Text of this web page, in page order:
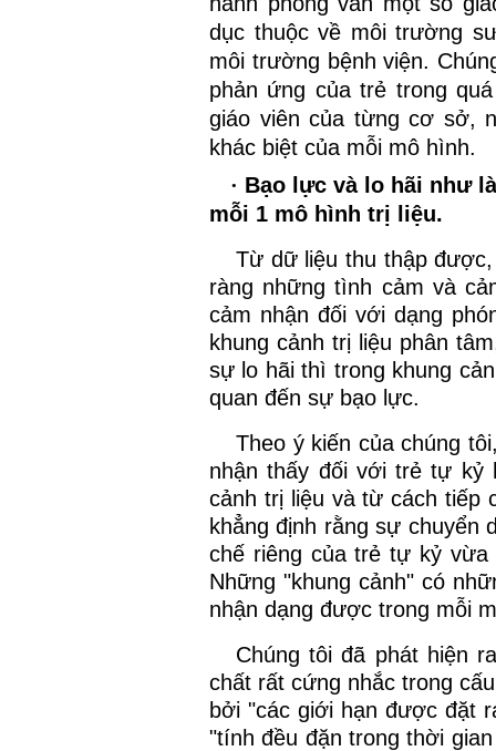
dục thuộc về môi trường
môi trường bệnh viện.
phản ứng của trẻ trong
giáo viên của từng cơ sở,
khác biệt của mỗi mô hình.
· Bạo lực và lo hãi như
mỗi 1 mô hình trị liệu.
Từ dữ liệu thu thập
ràng những tình cảm và
cảm nhận đối với dạng
khung cảnh trị liệu phân
sự lo hãi thì trong khung
quan đến sự bạo lực.
Theo ý kiến của chúng
nhận thấy đối với trẻ tự kỷ
cảnh trị liệu và từ cách tiếp
khẳng định rằng sự chuyển
chế riêng của trẻ tự kỷ vừa
Những "khung cảnh" có
nhận dạng được trong mỗi
Chúng tôi đã phát hiện
chất rất cứng nhắc trong
bởi "các giới hạn được đặt
"tính đều đặn trong thời